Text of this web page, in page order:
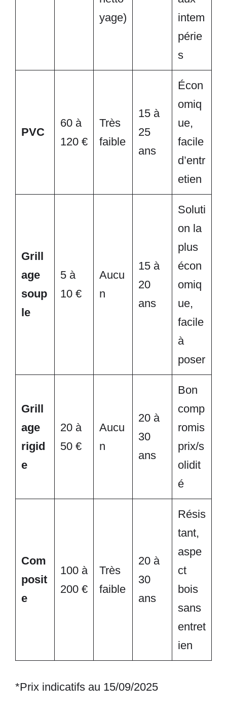
yage)
intem
périe
s
PVC
60 à
120 €
Très
faible
15 à
25
ans
Écon
omiq
ue,
facile
d’entr
etien
Grill
age
soup
le
5 à
10 €
Aucu
n
15 à
20
ans
Soluti
on la
plus
écon
omiq
ue,
facile
à
poser
Grill
age
rigid
e
20 à
50 €
Aucu
n
20 à
30
ans
Bon
comp
romis
prix/s
olidit
é
Com
posit
e
100 à
200 €
Très
faible
20 à
30
ans
Résis
tant,
aspe
ct
bois
sans
entret
ien
*Prix indicatifs au 15/09/2025